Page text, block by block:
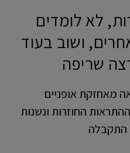
לא לומדים
ושוב בעוד
שריפה
מאחזקת אופניים
החוזרות ונשנות
התקבלה